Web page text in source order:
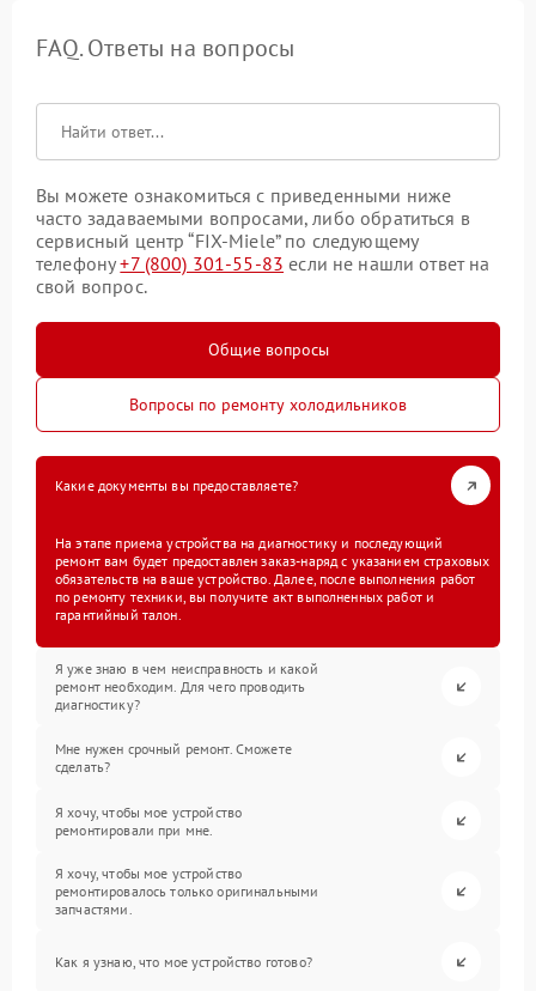
FAQ. Ответы на вопросы
Вы можете ознакомиться с приведенными ниже
часто задаваемыми вопросами, либо обратиться в
сервисный центр “FIX-Miele” по следующему
телефону+7 (800) 301-55-83 если не нашли ответ на
свой вопрос.
Общие вопросы
Вопросы по ремонту холодильников
Какие документы вы предоставляете?
На этапе приема устройства на диагностику и последующий
ремонт вам будет предоставлен заказ-наряд с указанием страховых
обязательств на ваше устройство. Далее, после выполнения работ
по ремонту техники, вы получите акт выполненных работ и
гарантийный талон.
Я уже знаю в чем неисправность и какой
ремонт необходим. Для чего проводить
диагностику?
Мне нужен срочный ремонт. Сможете
сделать?
Я хочу, чтобы мое устройство
ремонтировали при мне.
Я хочу, чтобы мое устройство
ремонтировалось только оригинальными
запчастями.
Как я узнаю, что мое устройство готово?